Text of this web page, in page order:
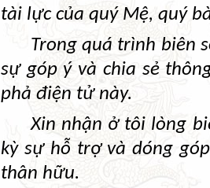
tài lực của quý Mệ, quý
Trong quá trình biên
sự góp ý và chia sẻ
phả điện tử này.
Xin nhận ở tôi lòng
kỳ sự hỗ trợ và dóng
thân hữu.